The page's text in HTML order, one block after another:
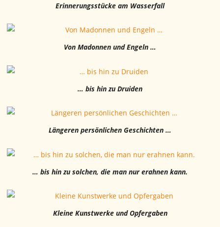
Erinnerungsstücke am Wasserfall
Von Madonnen und Engeln …
… bis hin zu Druiden
Längeren persönlichen Geschichten …
… bis hin zu solchen, die man nur erahnen kann.
Kleine Kunstwerke und Opfergaben